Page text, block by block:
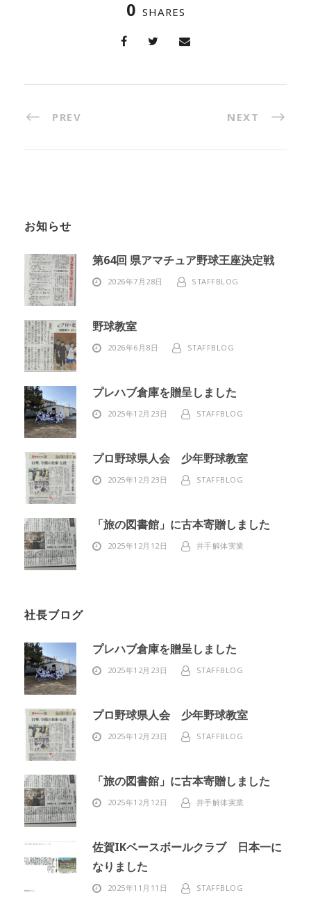
0 SHARES
PREV NEXT
お知らせ
第64回 県アマチュア野球王座決定戦
2026年7月28日 STAFFBLOG
野球教室
2026年6月8日 STAFFBLOG
プレハブ倉庫を贈呈しました
2025年12月23日 STAFFBLOG
プロ野球県人会 少年野球教室
2025年12月23日 STAFFBLOG
「旅の図書館」に古本寄贈しました
2025年12月12日 井手解体実業
社長ブログ
プレハブ倉庫を贈呈しました
2025年12月23日 STAFFBLOG
プロ野球県人会 少年野球教室
2025年12月23日 STAFFBLOG
「旅の図書館」に古本寄贈しました
2025年12月12日 井手解体実業
佐賀IKベースボールクラブ 日本一に
なりました
2025年11月11日 STAFFBLOG